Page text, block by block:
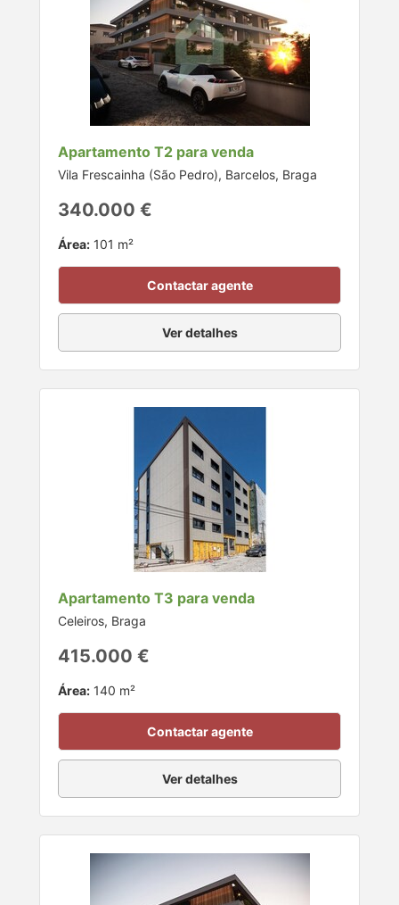
Apartamento T2 para venda
Vila Frescainha (São Pedro), Barcelos, Braga
340.000 €
Área: 101 m²
Contactar agente
Ver detalhes
Apartamento T3 para venda
Celeiros, Braga
415.000 €
Área: 140 m²
Contactar agente
Ver detalhes